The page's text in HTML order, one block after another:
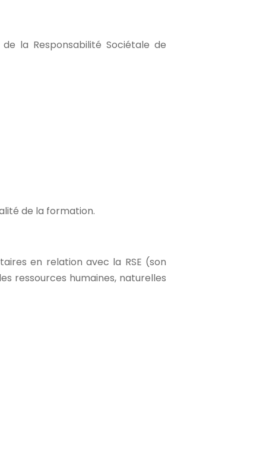
la Responsabilité Sociétale de
de la formation.
en relation avec la RSE (son
ressources humaines, naturelles